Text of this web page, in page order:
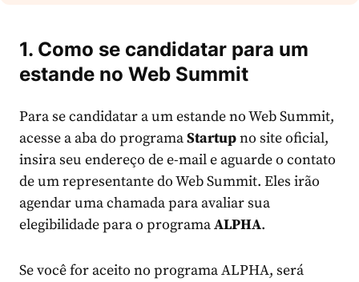
1. Como se candidatar para um
estande no Web Summit
Para se candidatar a um estande no Web Summit,
acesse a aba do programaStartupno site oficial,
insira seu endereço de e-mail e aguarde o contato
de um representante do Web Summit. Eles irão
agendar uma chamada para avaliar sua
elegibilidade para o programaALPHA.
Se você for aceito no programa ALPHA, será